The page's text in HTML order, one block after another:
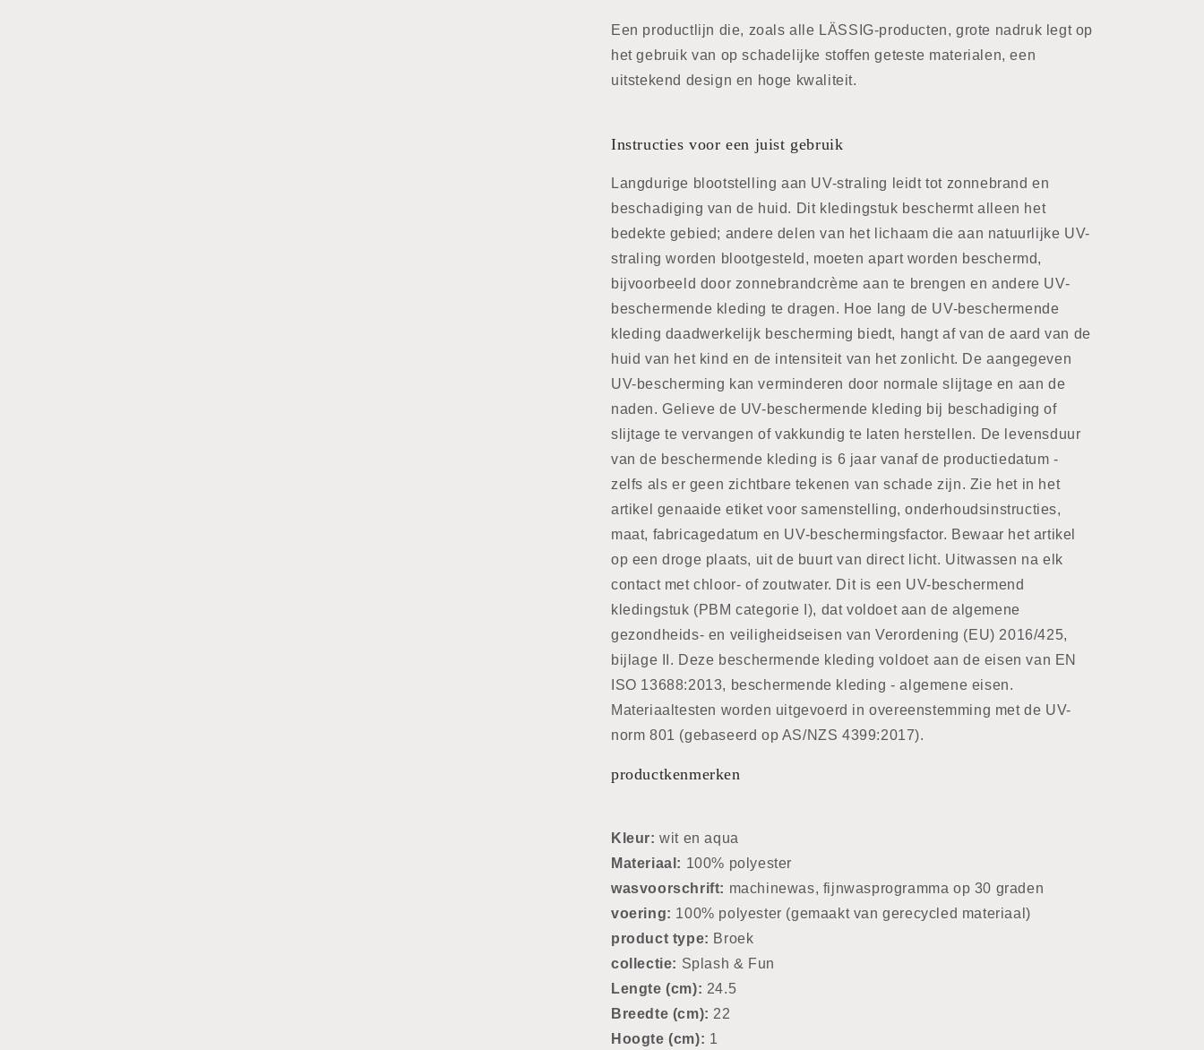
Een productlijn die, zoals alle LÄSSIG-producten, grote nadruk legt op
het gebruik van op schadelijke stoffen geteste materialen, een
uitstekend design en hoge kwaliteit.
Instructies voor een juist gebruik
Langdurige blootstelling aan UV-straling leidt tot zonnebrand en
beschadiging van de huid. Dit kledingstuk beschermt alleen het
bedekte gebied; andere delen van het lichaam die aan natuurlijke UV-
straling worden blootgesteld, moeten apart worden beschermd,
bijvoorbeeld door zonnebrandcrème aan te brengen en andere UV-
beschermende kleding te dragen. Hoe lang de UV-beschermende
kleding daadwerkelijk bescherming biedt, hangt af van de aard van de
huid van het kind en de intensiteit van het zonlicht. De aangegeven
UV-bescherming kan verminderen door normale slijtage en aan de
naden. Gelieve de UV-beschermende kleding bij beschadiging of
slijtage te vervangen of vakkundig te laten herstellen. De levensduur
van de beschermende kleding is 6 jaar vanaf de productiedatum -
zelfs als er geen zichtbare tekenen van schade zijn. Zie het in het
artikel genaaide etiket voor samenstelling, onderhoudsinstructies,
maat, fabricagedatum en UV-beschermingsfactor. Bewaar het artikel
op een droge plaats, uit de buurt van direct licht. Uitwassen na elk
contact met chloor- of zoutwater. Dit is een UV-beschermend
kledingstuk (PBM categorie I), dat voldoet aan de algemene
gezondheids- en veiligheidseisen van Verordening (EU) 2016/425,
bijlage II. Deze beschermende kleding voldoet aan de eisen van EN
ISO 13688:2013, beschermende kleding - algemene eisen.
Materiaaltesten worden uitgevoerd in overeenstemming met de UV-
norm 801 (gebaseerd op AS/NZS 4399:2017).
productkenmerken
Kleur: wit en aqua
Materiaal: 100% polyester
wasvoorschrift: machinewas, fijnwasprogramma op 30 graden
voering: 100% polyester (gemaakt van gerecycled materiaal)
product type: Broek
collectie: Splash & Fun
Lengte (cm): 24.5
Breedte (cm): 22
Hoogte (cm): 1